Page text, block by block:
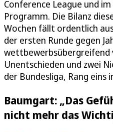
Conference League und
Programm. Die Bilanz
Wochen fällt ordentlich
der ersten Runde gegen
wettbewerbsübergreifend
Unentschieden und zwei
der Bundesliga, Rang eins
Baumgart: „Das
nicht mehr das